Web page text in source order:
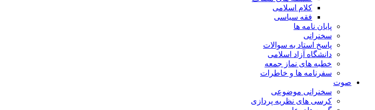
کلام اسلامی
فقه سیاسی
پایان نامه ها
سخنرانی
پاسخ استاد به سوالات
دانشگاه آزاد اسلامی
خطبه های نماز جمعه
سفرنامه ها و خاطرات
صوت
سخنرانی موضوعی
کرسی های نظریه پردازی